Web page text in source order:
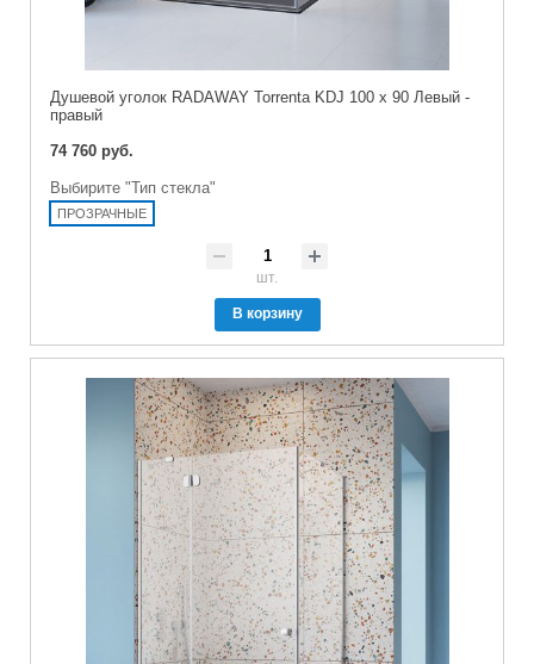
Душевой уголок RADAWAY Torrenta KDJ 100 x 90 Левый -
правый
74 760 руб.
Выбирите "Тип стекла"
ПРОЗРАЧНЫЕ
шт.
В корзину